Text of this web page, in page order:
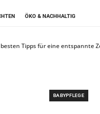
ÖKO & NACHHALTIG
Tipps für eine entspannte
BABYPFLEGE